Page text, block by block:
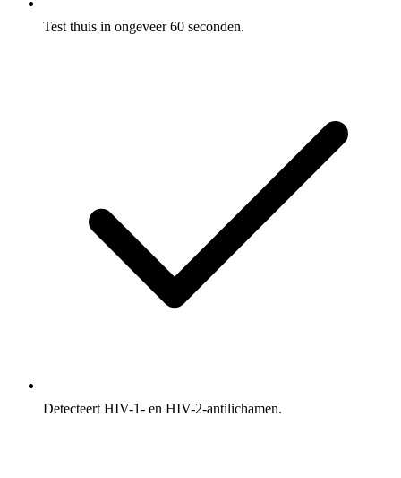
Test thuis in ongeveer 60 seconden.
Detecteert HIV-1- en HIV-2-antilichamen.